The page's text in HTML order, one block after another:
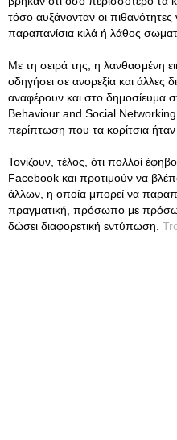
τόσο αυξάνονταν οι
παραπανίσια κιλά ή λάθος
Με τη σειρά της, η λανθασμένη
οδηγήσει σε ανορεξία και άλλες
αναφέρουν και στο δημοσίευμα
Behaviour and Social
περίπτωση που τα κορίτσια ήταν
Τονίζουν, τέλος, ότι πολλοί
Facebook και προτιμούν να
άλλων, η οποία μπορεί να
πραγματική, πρόσωπο με
δώσει διαφορετική εντύπωση.